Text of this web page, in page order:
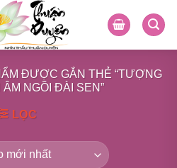
ĐƯỢC GẮN THẺ “TƯỢNG
NGỒI ĐÀI SEN”
LỌC